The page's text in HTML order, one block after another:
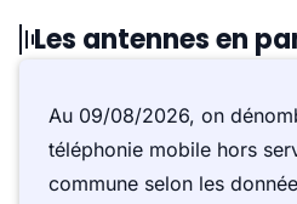
Les antennes en
Au 09/08/2026, on
téléphonie mobile hors
commune selon les